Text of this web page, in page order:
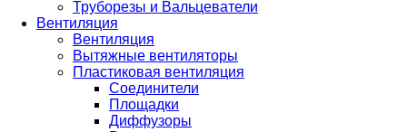
Труборезы и Вальцеватели
Вентиляция
Вентиляция
Вытяжные вентиляторы
Пластиковая вентиляция
Соединители
Площадки
Диффузоры